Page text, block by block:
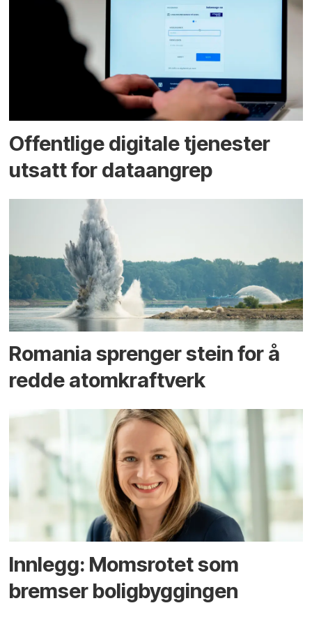
Offentlige digitale tjenester
utsatt for dataangrep
Romania sprenger stein for å
redde atomkraftverk
Innlegg: Moms­rotet som
bremser bolig­byggingen